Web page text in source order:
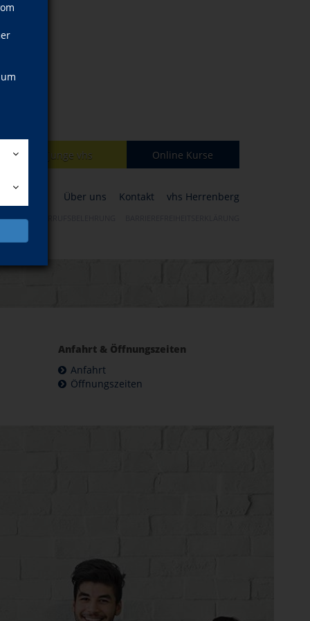
junge vhs Online Kurse
Über uns Kontakt vhs Herrenberg
Anfahrt & Öffnungszeiten
Anfahrt
Öffnungszeiten